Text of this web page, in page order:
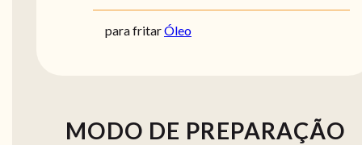
para fritarÓleo
MODO DE PREPARAÇÃO